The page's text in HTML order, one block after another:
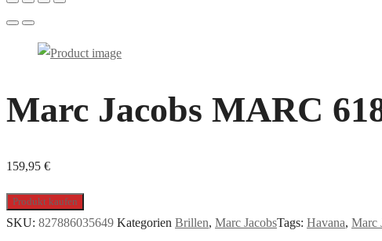
Marc Jacobs MARC
159,95 €
Produkt kaufen
SKU: 827886035649 Kategorien Brillen, Marc JacobsTags: Havana, Marc